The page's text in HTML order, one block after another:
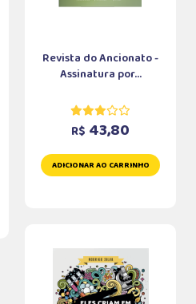
Revista do Ancionato -
Assinatura por...
R$ 43,80
ADICIONAR AO CARRINHO